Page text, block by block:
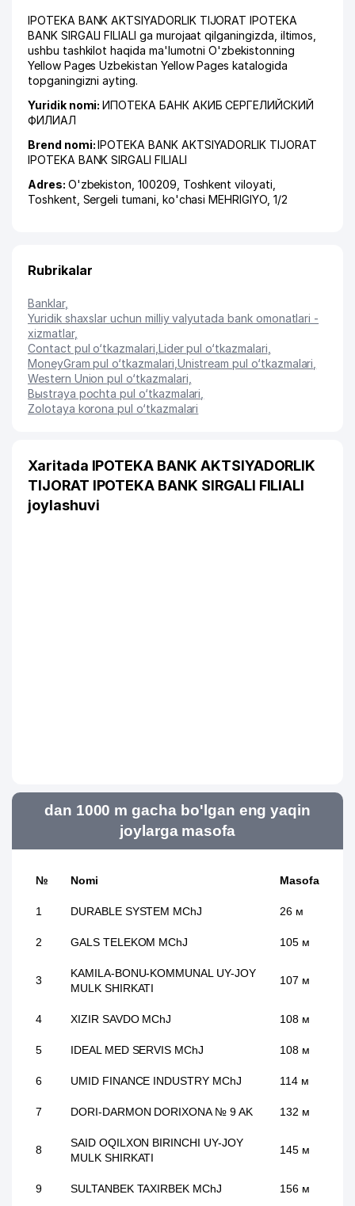
IPOTEKA BANK AKTSIYADORLIK TIJORAT IPOTEKA
BANK SIRGALI FILIALI ga murojaat qilganingizda, iltimos,
ushbu tashkilot haqida ma'lumotni O'zbekistonning
Yellow Pages Uzbekistan Yellow Pages katalogida
topganingizni ayting.
Yuridik nomi:ИПОТЕКА БАНК АКИБ СЕРГЕЛИЙСКИЙ
ФИЛИАЛ
Brend nomi:IPOTEKA BANK AKTSIYADORLIK TIJORAT
IPOTEKA BANK SIRGALI FILIALI
Adres: O'zbekiston, 100209, Toshkent viloyati
Toshkent Sergeli tumani ko'chasi MEHRIGIYO, 1/2
Rubrikalar
Banklar,
Yuridik shaxslar uchun milliy valyutada bank omonatlari -
xizmatlar,
Contact pul o‘tkazmalari Lider pul o‘tkazmalari
MoneyGram pul o‘tkazmalari Unistream pul o‘tkazmalari
Western Union pul o‘tkazmalari
Bыstraya pochta pul o‘tkazmalari
Zolotaya korona pul o‘tkazmalari
Xaritada IPOTEKA BANK AKTSIYADORLIK
TIJORAT IPOTEKA BANK SIRGALI FILIALI
joylashuvi
dan 1000 m gacha bo'lgan eng yaqin
joylarga masofa
№ Nomi Masofa
1 DURABLE SYSTEM MChJ 26 м
2 GALS TELEKOM MChJ 105 м
3
KAMILA-BONU-KOMMUNAL UY-JOY
MULK SHIRKATI
107 м
4 XIZIR SAVDO MChJ 108 м
5 IDEAL MED SERVIS MChJ 108 м
6 UMID FINANCE INDUSTRY MChJ 114 м
7 DORI-DARMON DORIXONA № 9 AK 132 м
8
SAID OQILXON BIRINCHI UY-JOY
MULK SHIRKATI
145 м
9 SULTANBEK TAXIRBEK MChJ 156 м